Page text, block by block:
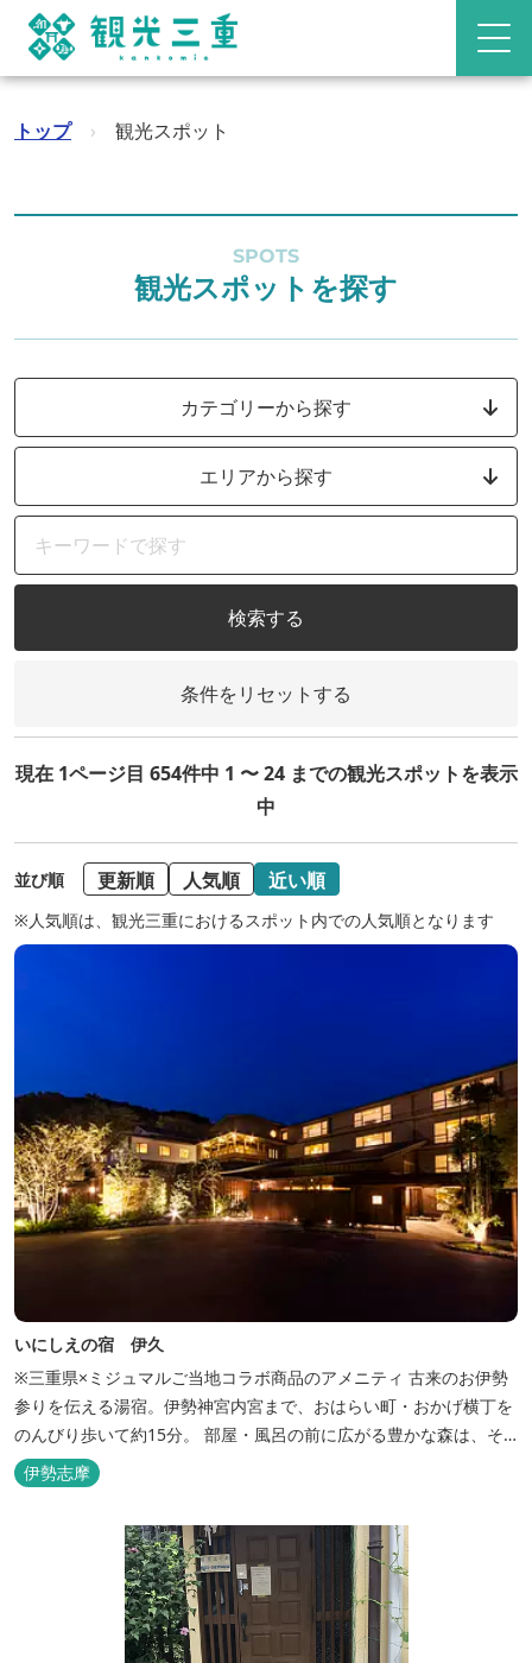
トップ › 観光スポット
SPOTS
観光スポットを探す
カテゴリーから探す
エリアから探す
検索する
条件をリセットする
現在 1ページ目 654件中 1 〜 24 までの観光スポットを表示
中
並び順 更新順 人気順 近い順
※人気順は、観光三重におけるスポット内での人気順となります
いにしえの宿 伊久
※三重県×ミジュマルご当地コラボ商品のアメニティ 古来のお伊勢
参りを伝える湯宿。伊勢神宮内宮まで、おはらい町・おかげ横丁を
のんびり歩いて約15分。 部屋・風呂の前に広がる豊かな森は、そ
のまま内宮の森へと連なっています。 お伊勢さんとつながってい
る・・そんな気持ちになる宿です。 館内には2つの大浴場と趣の異
なる３つの貸切露天風呂を楽しめます。
伊勢志摩